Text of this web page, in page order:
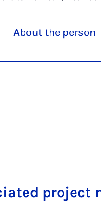
About the person
project